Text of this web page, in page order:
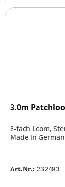
3.0m
8-fach Loom,
Made in
Art.Nr.: 232483